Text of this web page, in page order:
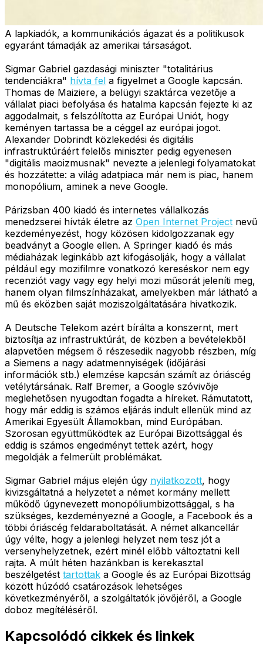
A lapkiadók, a kommunikációs ágazat és a politikusok
egyaránt támadják az amerikai társaságot.
Sigmar Gabriel gazdasági miniszter "totalitárius
tendenciákra" hívta fel a figyelmet a Google kapcsán.
Thomas de Maiziere, a belügyi szaktárca vezetője a
vállalat piaci befolyása és hatalma kapcsán fejezte ki az
aggodalmait, s felszólította az Európai Uniót, hogy
keményen tartassa be a céggel az európai jogot.
Alexander Dobrindt közlekedési és digitális
infrastruktúráért felelős miniszter pedig egyenesen
"digitális maoizmusnak" nevezte a jelenlegi folyamatokat
és hozzátette: a világ adatpiaca már nem is piac, hanem
monopólium, aminek a neve Google.
Párizsban 400 kiadó és internetes vállalkozás
menedzserei hívták életre az Open Internet Project nevű
kezdeményezést, hogy közösen kidolgozzanak egy
beadványt a Google ellen. A Springer kiadó és más
médiaházak leginkább azt kifogásolják, hogy a vállalat
például egy mozifilmre vonatkozó kereséskor nem egy
recenziót vagy vagy egy helyi mozi műsorát jeleníti meg,
hanem olyan filmszínházakat, amelyekben már látható a
mű és eközben saját moziszolgáltatására hivatkozik.
A Deutsche Telekom azért bírálta a konszernt, mert
biztosítja az infrastruktúrát, de közben a bevételekből
alapvetően mégsem ő részesedik nagyobb részben, míg
a Siemens a nagy adatmennyiségek (időjárási
információk stb.) elemzése kapcsán számít az óriáscég
vetélytársának. Ralf Bremer, a Google szóvivője
meglehetősen nyugodtan fogadta a híreket. Rámutatott,
hogy már eddig is számos eljárás indult ellenük mind az
Amerikai Egyesült Államokban, mind Európában.
Szorosan együttműködtek az Európai Bizottsággal és
eddig is számos engedményt tettek azért, hogy
megoldják a felmerült problémákat.
Sigmar Gabriel május elején úgy nyilatkozott, hogy
kivizsgáltatná a helyzetet a német kormány mellett
működő úgynevezett monopóliumbizottsággal, s ha
szükséges, kezdeményezné a Google, a Facebook és a
többi óriáscég feldaraboltatását. A német alkancellár
úgy vélte, hogy a jelenlegi helyzet nem tesz jót a
versenyhelyzetnek, ezért minél előbb változtatni kell
rajta. A múlt héten hazánkban is kerekasztal
beszélgetést tartottak a Google és az Európai Bizottság
között húzódó csatározások lehetséges
következményéről, a szolgáltatók jövőjéről, a Google
doboz megítéléséről.
Kapcsolódó cikkek és linkek